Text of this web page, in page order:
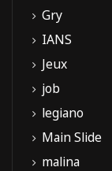
Gry
IANS
Jeux
job
legiano
Main Slide
malina